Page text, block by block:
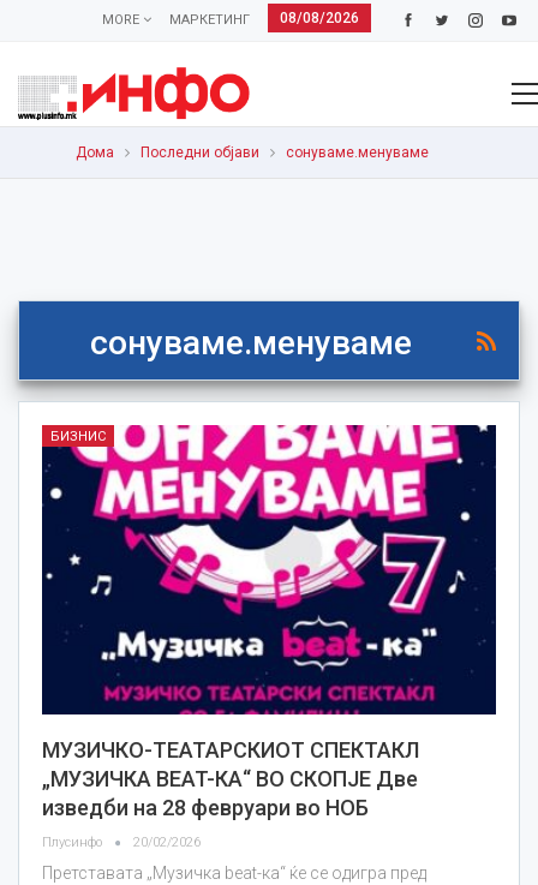
08/08/2026
МАРКЕТИНГ
MORE
Дома Последни објави сонуваме.менуваме
сонуваме.менуваме
БИЗНИС
МУЗИЧКО-ТЕАТАРСКИОТ СПЕКТАКЛ
„МУЗИЧКА BEAT-КА“ ВО СКОПЈЕ Две
изведби на 28 февруари во НОБ
Плусинфо 20/02/2026
Претставата „Музичка beat-ка“ ќе се одигра пред